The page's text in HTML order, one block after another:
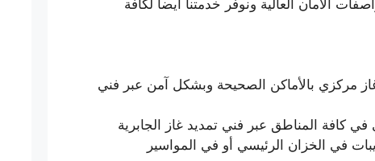
الأمان العالية ونوفر خدمتنا أيضاً لكافة
مركزي بالأماكن الصحيحة وبشكل آمن عبر فني
كافة المناطق عبر فني تمديد غاز الجابرية
في الخزان الرئيسي أو في المواسير